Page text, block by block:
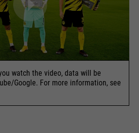
watch the video, data will be
Google. For more information, see